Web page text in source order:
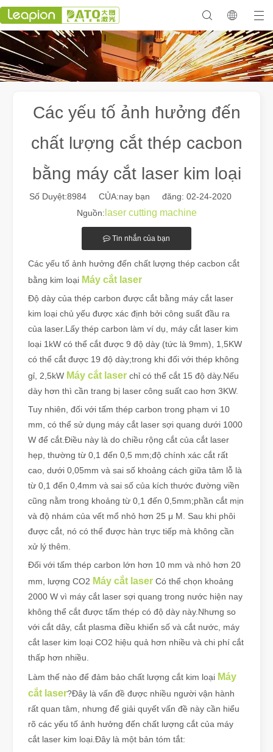
Các yếu tố ảnh hưởng đến
chất lượng cắt thép cacbon
bằng máy cắt laser kim loại
Số Duyệt:8984 CỦA:nay bạn đăng: 02-24-2020
Nguồn: laser cutting machine
Tin nhắn của bạn
Các yếu tố ảnh hưởng đến chất lượng thép cacbon cắt
bằng kim loại Máy cắt laser
Độ dày của thép carbon được cắt bằng máy cắt laser
kim loại chủ yếu được xác định bởi công suất đầu ra
của laser.Lấy thép carbon làm ví dụ, máy cắt laser kim
loại 1kW có thể cắt được 9 độ dày (tức là 9mm), 1,5KW
có thể cắt được 19 độ dày;trong khi đối với thép không
gỉ, 2,5kW Máy cắt laser chỉ có thể cắt 15 độ dày.Nếu
dày hơn thì cần trang bị laser công suất cao hơn 3KW.
Tuy nhiên, đối với tấm thép carbon trong phạm vi 10
mm, có thể sử dụng máy cắt laser sợi quang dưới 1000
W để cắt.Điều này là do chiều rộng cắt của cắt laser
hẹp, thường từ 0,1 đến 0,5 mm;độ chính xác cắt rất
cao, dưới 0,05mm và sai số khoảng cách giữa tâm lỗ là
từ 0,1 đến 0,4mm và sai số của kích thước đường viền
cũng nằm trong khoảng từ 0,1 đến 0,5mm;phần cắt mịn
và độ nhám của vết mổ nhỏ hơn 25 μ M. Sau khi phôi
được cắt, nó có thể được hàn trực tiếp mà không cần
xử lý thêm.
Đối với tấm thép carbon lớn hơn 10 mm và nhỏ hơn 20
mm, lượng CO2 Máy cắt laser Có thể chọn khoảng
2000 W vì máy cắt laser sợi quang trong nước hiện nay
không thể cắt được tấm thép có độ dày này.Nhưng so
với cắt dây, cắt plasma điều khiển số và cắt nước, máy
cắt laser kim loại CO2 hiệu quả hơn nhiều và chi phí cắt
thấp hơn nhiều.
Làm thế nào để đảm bảo chất lượng cắt kim loại Máy
cắt laser?Đây là vấn đề được nhiều người vận hành
rất quan tâm, nhưng để giải quyết vấn đề này cần hiểu
rõ các yếu tố ảnh hưởng đến chất lượng cắt của máy
cắt laser kim loại.Đây là một bản tóm tắt: